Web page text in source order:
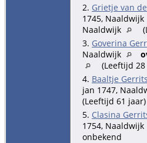
2. Grietje van
1745, Naaldwijk
Naaldwijk
3. Goverina
Naaldwijk
(Leeftijd
4. Baaltje
jan 1747,
(Leeftijd 61 jaar)
5. Clasina
1754, Naaldwijk
onbekend